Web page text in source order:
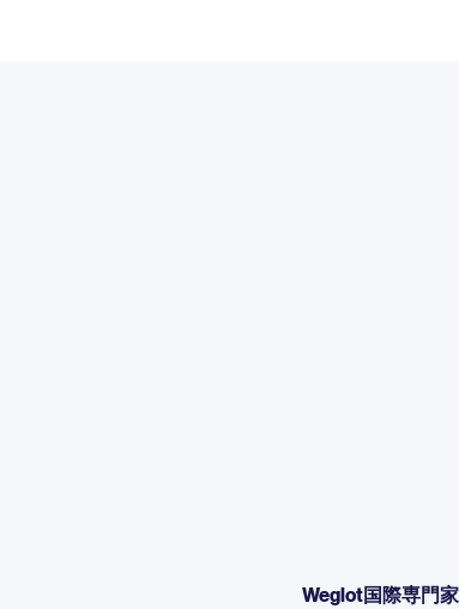
Weglot国際専門